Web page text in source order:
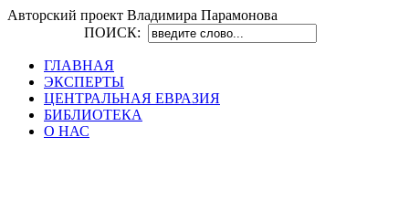
Авторский проект Владимира Парамонова
ПОИСК:
ГЛАВНАЯ
ЭКСПЕРТЫ
ЦЕНТРАЛЬНАЯ ЕВРАЗИЯ
БИБЛИОТЕКА
О НАС